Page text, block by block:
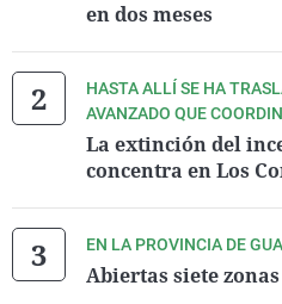
en dos meses
HASTA ALLÍ SE HA
AVANZADO QUE
La extinción del
concentra en Los
EN LA PROVINCIA DE
Abiertas siete